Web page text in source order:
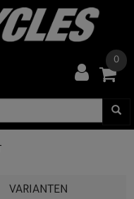
0
VARIANTEN